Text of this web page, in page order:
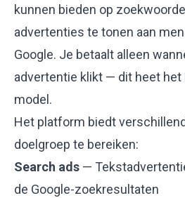
kunnen bieden op
advertenties te tonen aan
Google. Je betaalt alleen
advertentie klikt — dit heet het
model.
Het platform biedt
doelgroep te bereiken:
Search ads —
de Google-zoekresultaten